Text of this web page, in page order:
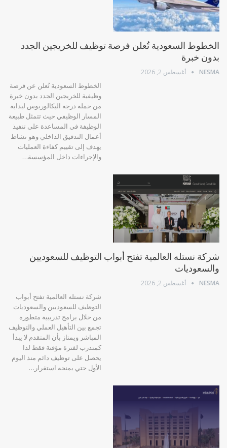
الخطوط السعودية تُعلن فرصة توظيف للخريجين الجدد
بدون خبرة
NESMA أغسطس 2, 2026
الخطوط السعودية تُعلن عن فرصة
وظيفية للخريجين الجدد بدون خبرة
من حملة درجة البكالوريوس لبداية
المسار الوظيفي حيث تتمثل طبيعة
الوظيفة في المساعدة على تنفيذ
أعمال التدقيق الداخلي وهو نشاط
يهدف إلى تقييم كفاءة العمليات
والإجراءات داخل المؤسسة…
شركة نستله العالمية تفتح أبواب التوظيف للسعوديين
والسعوديات
NESMA أغسطس 2, 2026
شركة نستله العالمية تفتح أبواب
التوظيف للسعوديين والسعوديات
من خلال برامج تدريبية متطورة
تجمع بين التأهيل العملي والتوظيف
المباشر ويمتاز بأن المتقدم لا يبدأ
كمتدرب لفترة مؤقتة فقط لذا
يحصل على توظيف دائم منذ اليوم
الأول حتي يمنحه استقرار…